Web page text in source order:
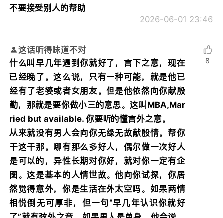
不要接受别人的帮助
2026-06-01 23:46
这话听得味道不对
什么叫早几年遇到你就好了，言下之意，现在
已经晚了。这么说，只有一种可能，就是他已
经有了老婆或者女朋友。但是他依然向你献殷
勤，那就是要你做小三的意思。这叫MBA,Mar
ried but available. 你要听的懂言外之意。
从来就没有男人会向你无缘无故献殷情。帮你
干这干那。哪有那么多好人，偶尔做一次好人
是可以的，异性长期对你好，就对你一定有企
图。这是基本的人情世故。他向你试探，你居
然觉得意外，你是生活在外太空吗。如果两情
相悦倒无可厚非，但一句“早几年认识你就好
8